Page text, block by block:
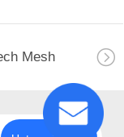
Mesh